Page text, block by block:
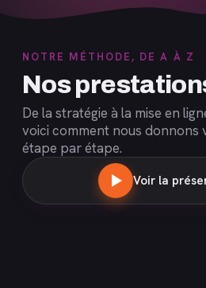
NOTRE MÉTHODE, DE A À Z
Nos
De la stratégie à la mise en
voici comment nous donnons
étape par étape.
Voir la